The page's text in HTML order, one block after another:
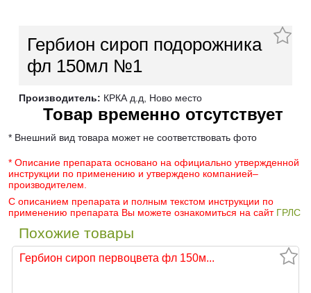
Гербион сироп подорожника
фл 150мл №1
Производитель: КРКА д.д, Ново место
Товар временно отсутствует
* Внешний вид товара может не соответствовать фото
* Описание препарата основано на официально утвержденной
инструкции по применению и утверждено компанией–
производителем.
С описанием препарата и полным текстом инструкции по
применению препарата Вы можете ознакомиться на сайт ГРЛС
Похожие товары
Гербион сироп первоцвета фл 150м...